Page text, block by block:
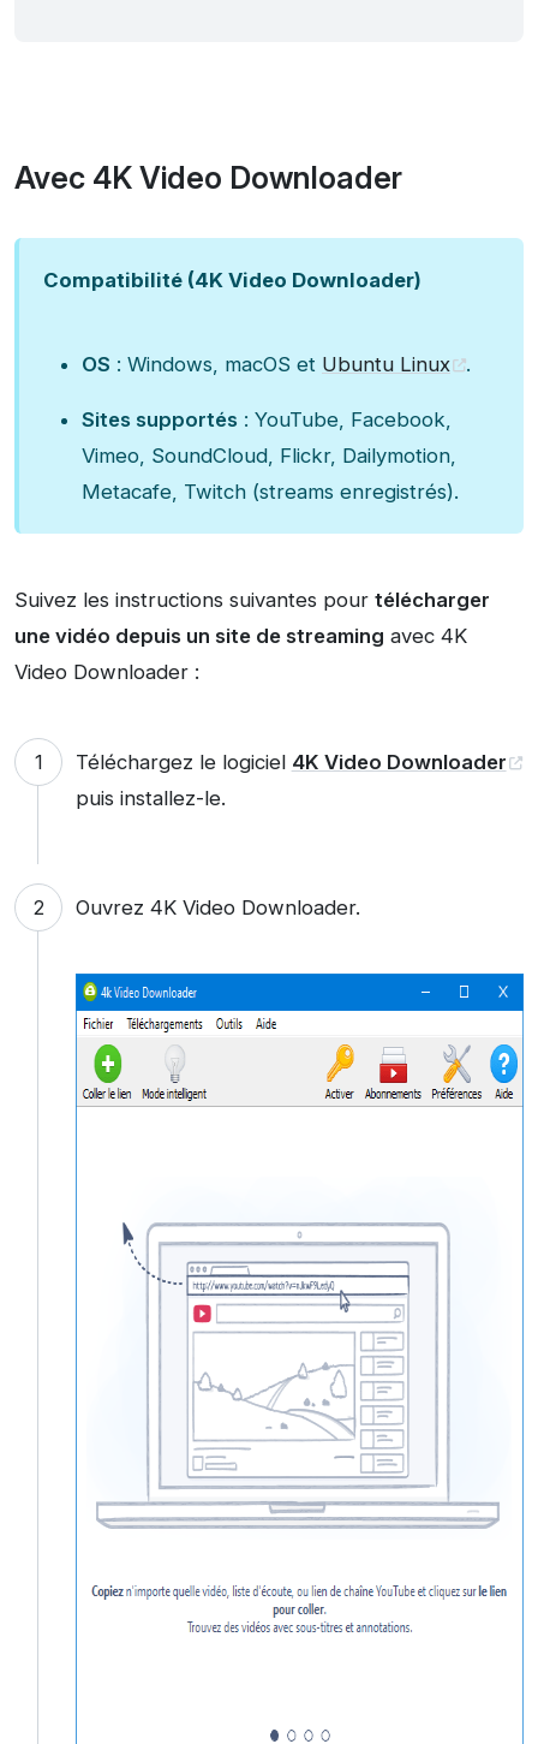
Avec 4K Video Downloader
Compatibilité (4K Video Downloader)
OS : Windows, macOS et Ubuntu Linux .
Sites supportés : YouTube, Facebook,
Vimeo, SoundCloud, Flickr, Dailymotion,
Metacafe, Twitch (streams enregistrés).
Suivez les instructions suivantes pour télécharger
une vidéo depuis un site de streaming avec 4K
Video Downloader :
Téléchargez le logiciel 4K Video Downloader
puis installez-le.
Ouvrez 4K Video Downloader.